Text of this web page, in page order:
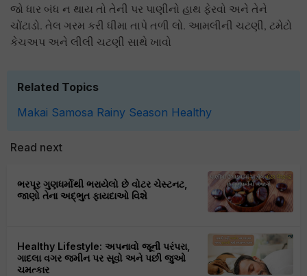
જો ધાર બંધ ન થાય તો તેની પર પાણીનો હાથ ફેરવો અને તેને
ચોંટાડો. તેલ ગરમ કરી ધીમા તાપે તળી લો. આમલીની ચટણી, ટમેટો
કેચઅપ અને લીલી ચટણી સાથે ખાવો
Related Topics
Makai Samosa Rainy Season Healthy
Read next
ભરપૂર ગુણધર્મોથી ભરાયેલો છે વોટર ચેસ્ટનટ,
જાણો તેના અદ્ભુત ફાયદાઓ વિશે
Healthy Lifestyle: અપનાવો જૂની પરંપરા,
ગાદલા વગર જમીન પર સૂવો અને પછી જુઓ
ચમત્કાર